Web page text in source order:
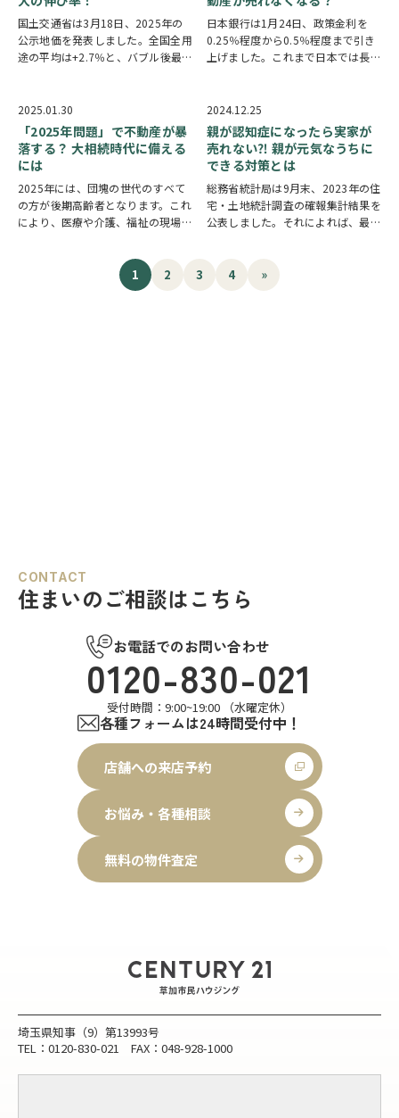
国土交通省は3月18日、2025年の
公示地価を発表しました。全国全用
途の平均は+2.7％と、バブル後最
均 住宅地 商業地 全国 +2.7％
+2.1％ +3.9％ 三大都市圏…
日本銀行は1月24日、政策金利を
0.25％程度から0.5％程度まで引き
上げました。これまで日本では長ら
策を解除して以降、金利上昇が懸念
されています。 金利は、不動産を
購入す…
2025.01.30
「2025年問題」で不動産が暴
落する？ 大相続時代に備える
には
2025年には、団塊の世代のすべて
の方が後期高齢者となります。これ
により、医療や介護、福祉の現場の
などが懸念されますが、不動産市場
にも甚大な影響を及ぼしかねませ
ん。これは「不動産の2025年問
2024.12.25
親が認知症になったら実家が
売れない⁈ 親が元気なうちに
できる対策とは
総務省統計局は9月末、2023年の住
宅・土地統計調査の確報集計結果を
公表しました。それによれば、最新
き家率は13.8％。いずれも過去最
高を更新しています。 空き家問題
は、多くの方がいずれ直面する問題
1 2 3 4 »
CONTACT
住まいのご相談はこちら
お電話でのお問い合わせ
0120-830-021
受付時間：9:00~19:00 （水曜定休）
各種フォームは24時間受付中！
店舗への来店予約
お悩み・各種相談
無料の物件査定
埼玉県知事（9）第13993号
TEL：0120-830-021 FAX：048-928-1000